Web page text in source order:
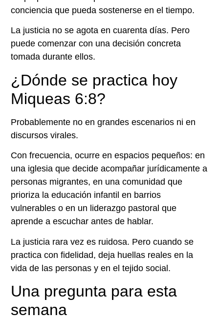
conciencia que pueda sostenerse en el tiempo.
La justicia no se agota en cuarenta días. Pero
puede comenzar con una decisión concreta
tomada durante ellos.
¿Dónde se practica hoy
Miqueas 6:8?
Probablemente no en grandes escenarios ni en
discursos virales.
Con frecuencia, ocurre en espacios pequeños: en
una iglesia que decide acompañar jurídicamente a
personas migrantes, en una comunidad que
prioriza la educación infantil en barrios
vulnerables o en un liderazgo pastoral que
aprende a escuchar antes de hablar.
La justicia rara vez es ruidosa. Pero cuando se
practica con fidelidad, deja huellas reales en la
vida de las personas y en el tejido social.
Una pregunta para esta
semana